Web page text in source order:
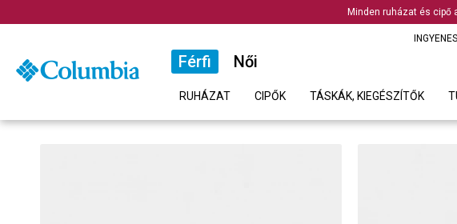
Minden ruházat és cipő
Férfi Női
RUHÁZAT CIPŐK TÁSKÁK, KIEGÉSZÍTŐK